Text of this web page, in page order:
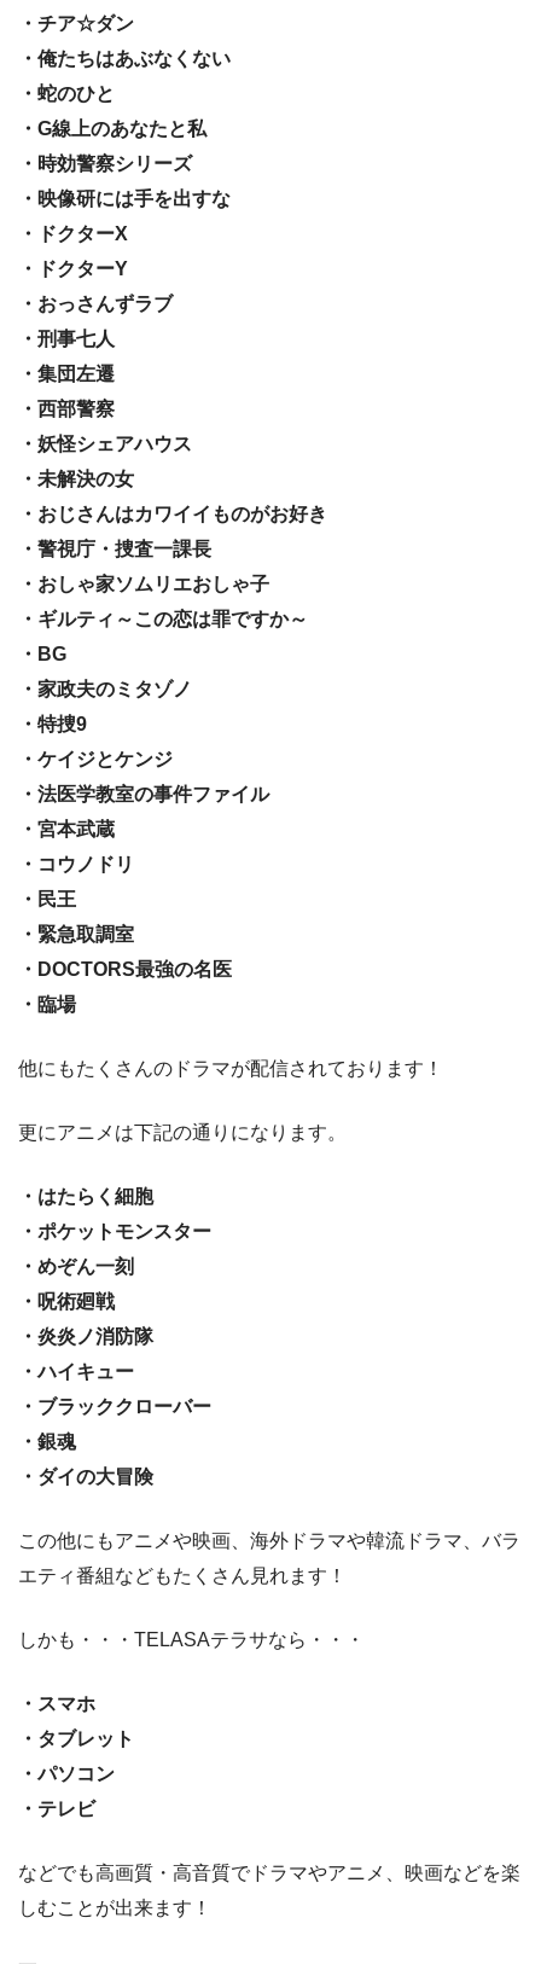
・チア☆ダン
・俺たちはあぶなくない
・蛇のひと
・G線上のあなたと私
・時効警察シリーズ
・映像研には手を出すな
・ドクターX
・ドクターY
・おっさんずラブ
・刑事七人
・集団左遷
・西部警察
・妖怪シェアハウス
・未解決の女
・おじさんはカワイイものがお好き
・警視庁・捜査一課長
・おしゃ家ソムリエおしゃ子
・ギルティ～この恋は罪ですか～
・BG
・家政夫のミタゾノ
・特捜9
・ケイジとケンジ
・法医学教室の事件ファイル
・宮本武蔵
・コウノドリ
・民王
・緊急取調室
・DOCTORS最強の名医
・臨場
他にもたくさんのドラマが配信されております！
更にアニメは下記の通りになります。
・はたらく細胞
・ポケットモンスター
・めぞん一刻
・呪術廻戦
・炎炎ノ消防隊
・ハイキュー
・ブラッククローバー
・銀魂
・ダイの大冒険
この他にもアニメや映画、海外ドラマや韓流ドラマ、バラ
エティ番組などもたくさん見れます！
しかも・・・TELASAテラサなら・・・
・スマホ
・タブレット
・パソコン
・テレビ
などでも高画質・高音質でドラマやアニメ、映画などを楽
しむことが出来ます！